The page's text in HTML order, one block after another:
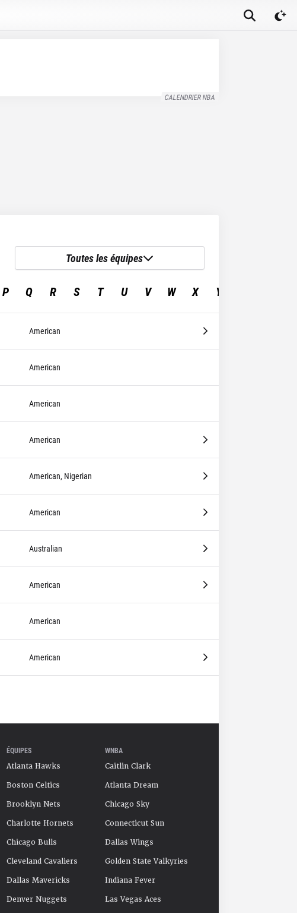
CALENDRIER NBA
Toutes les équipes
P Q R S T U V W X Y
American
American
American
American
American, Nigerian
American
Australian
American
American
American
ÉQUIPES
Atlanta Hawks
Boston Celtics
Brooklyn Nets
Charlotte Hornets
Chicago Bulls
Cleveland Cavaliers
Dallas Mavericks
Denver Nuggets
WNBA
Caitlin Clark
Atlanta Dream
Chicago Sky
Connecticut Sun
Dallas Wings
Golden State Valkyries
Indiana Fever
Las Vegas Aces